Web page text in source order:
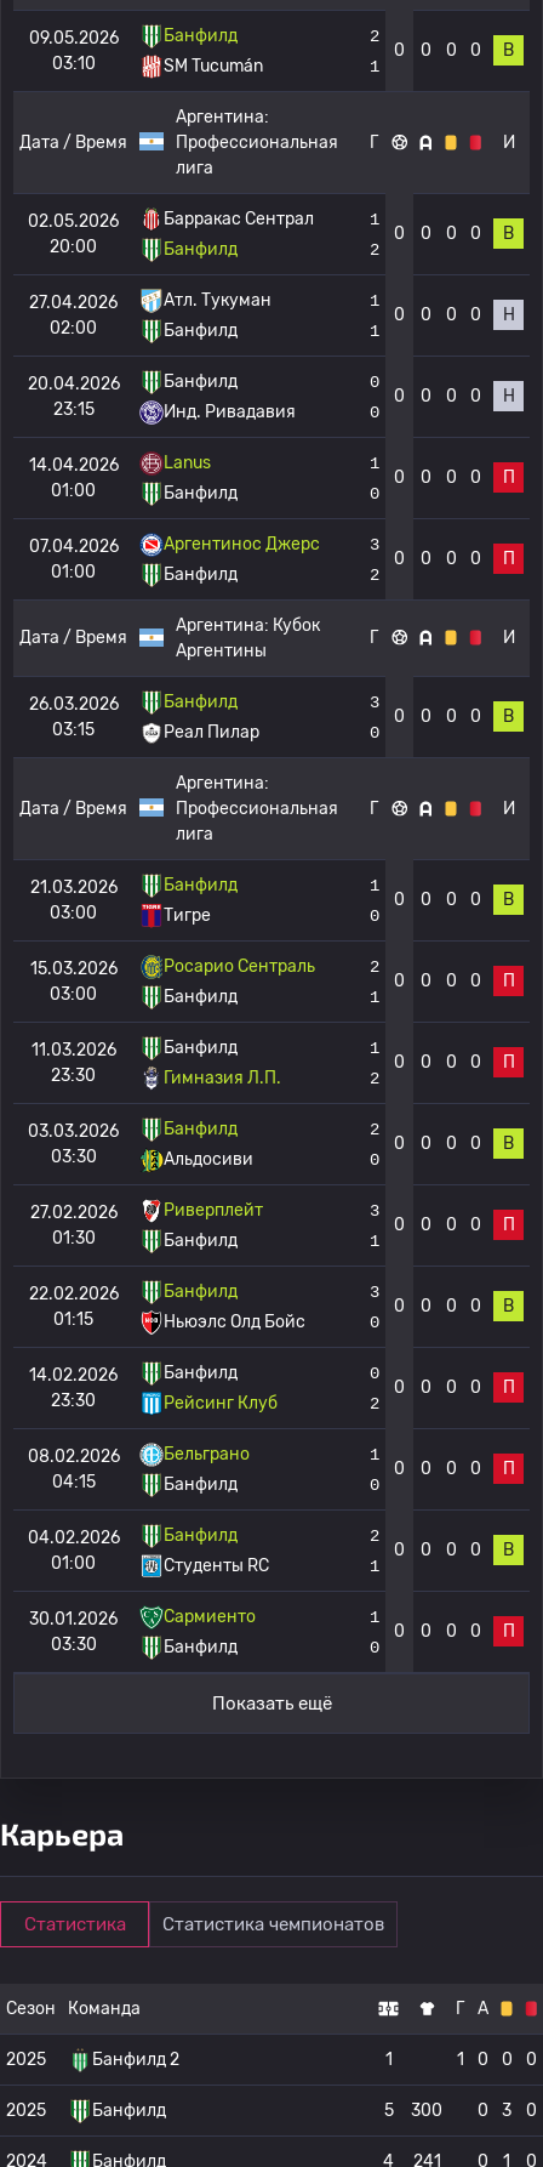
09.05.2026
03:10
Банфилд
SM Tucumán
2
1
0 0 0 0 В
Дата / Время
Аргентина:
Профессиональная
лига
Г И
02.05.2026
20:00
Барракас Сентрал
Банфилд
1
2
0 0 0 0 В
27.04.2026
02:00
Атл. Тукуман
Банфилд
1
1
0 0 0 0 Н
20.04.2026
23:15
Банфилд
Инд. Ривадавия
0
0
0 0 0 0 Н
14.04.2026
01:00
Lanus
Банфилд
1
0
0 0 0 0 П
07.04.2026
01:00
Аргентинос Джерс
Банфилд
3
2
0 0 0 0 П
Дата / Время
Аргентина: Кубок
Аргентины
Г И
26.03.2026
03:15
Банфилд
Реал Пилар
3
0
0 0 0 0 В
Дата / Время
Аргентина:
Профессиональная
лига
Г И
21.03.2026
03:00
Банфилд
Тигре
1
0
0 0 0 0 В
15.03.2026
03:00
Росарио Сентраль
Банфилд
2
1
0 0 0 0 П
11.03.2026
23:30
Банфилд
Гимназия Л.П.
1
2
0 0 0 0 П
03.03.2026
03:30
Банфилд
Альдосиви
2
0
0 0 0 0 В
27.02.2026
01:30
Риверплейт
Банфилд
3
1
0 0 0 0 П
22.02.2026
01:15
Банфилд
Ньюэлс Олд Бойс
3
0
0 0 0 0 В
14.02.2026
23:30
Банфилд
Рейсинг Клуб
0
2
0 0 0 0 П
08.02.2026
04:15
Бельграно
Банфилд
1
0
0 0 0 0 П
04.02.2026
01:00
Банфилд
Студенты RC
2
1
0 0 0 0 В
30.01.2026
03:30
Сармиенто
Банфилд
1
0
0 0 0 0 П
Показать ещё
Карьера
Статистика Статистика чемпионатов
Сезон Команда Г А
2025 Банфилд 2 1 1 0 0 0
2025 Банфилд 5 300 0 3 0
2024 Банфилд 4 241 0 1 0